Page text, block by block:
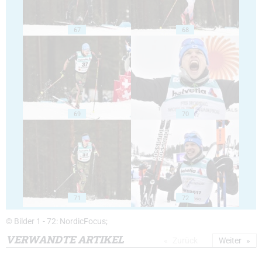
67 68
69 70
71 72
© Bilder 1 - 72: NordicFocus;
VERWANDTE ARTIKEL Weiter